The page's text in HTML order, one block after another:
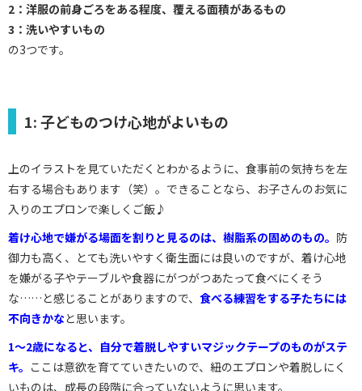
2：洋服の前身ごろをある程度、覆える面積があるもの
3：洗いやすいもの
の3つです。
1: 子どものつけ心地がよいもの
上のイラストを見ていただくとわかるように、食事前の気持ちを左
右する場合もあります（笑）。できることなら、お子さんのお気に
入りのエプロンで楽しくご飯♪
着け心地で嫌がる場面を割りと見るのは、樹脂系の固めのもの。 防
御力も高く、とても洗いやすく衛生面には良いのですが、着け心地
を嫌がる子やテーブルや食器にがつがつあたって食べにくそう
な……と感じることがありますので、 食べる練習をする子たちには
不向きかなと思います。
1～2歳になると、自分で着脱しやすいマジックテープのものがステ
キ。 ここは意欲を育てていきたいので、紐のエプロンや着脱しにく
いものは、成長の段階に合っていないように思います。